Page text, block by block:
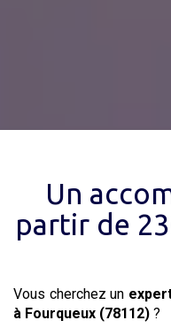
Un
partir de
Vous cherchez un
à Fourqueux (78112) ?